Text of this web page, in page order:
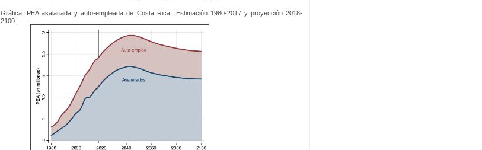
Gráfica: PEA asalariada y auto-empleada de Costa Rica. Estimación 1980-2017 y proyección 2018-
2100